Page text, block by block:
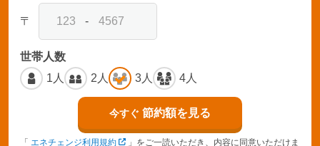
〒 -
世帯人数
1人
2人 3人 4人
今すぐ 節約額を見る
「 エネチェンジ利用規約 」をご一読いただき、内容に同意いただけま